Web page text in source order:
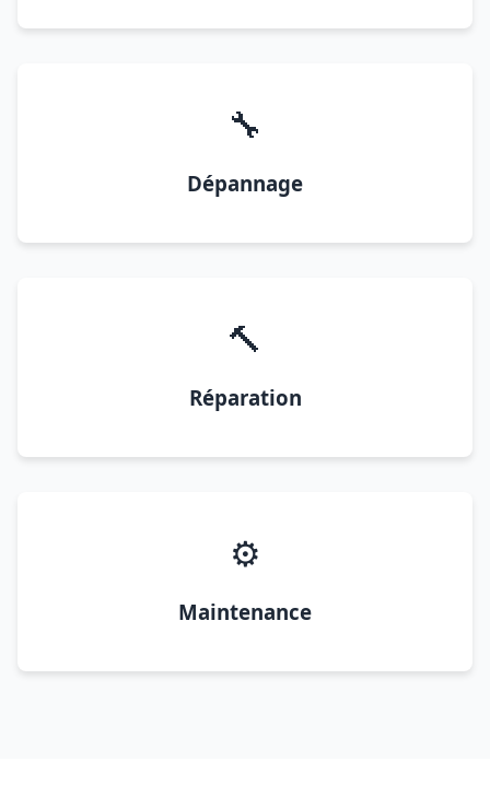
🔧
Dépannage
🔨
Réparation
⚙️
Maintenance